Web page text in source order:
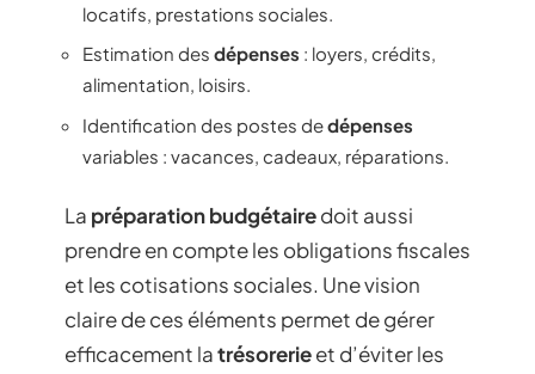
locatifs, prestations sociales.
Estimation des dépenses : loyers, crédits,
alimentation, loisirs.
Identification des postes dedépenses
variables : vacances, cadeaux, réparations.
La préparation budgétairedoit aussi
prendre en compte les obligations fiscales
et les cotisations sociales. Une vision
claire de ces éléments permet de gérer
efficacement latrésorerieet d’éviter les